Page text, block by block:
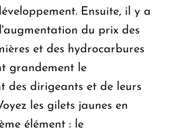
Ensuite, il y a
du prix des
et des hydrocarbures
grandement le
des dirigeants et de leurs
les gilets jaunes en
élément : le